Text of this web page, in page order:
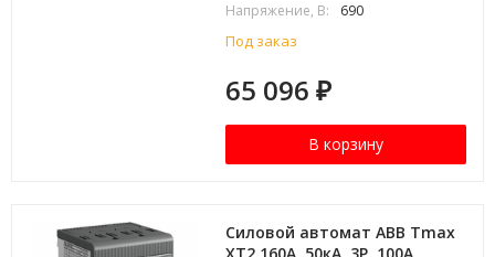
Напряжение, В:
690
Под заказ
65 096₽
В корзину
Силовой автомат ABB Tmax